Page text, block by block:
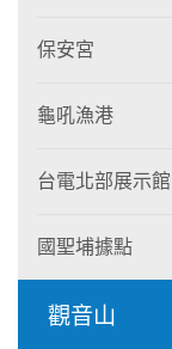
保安宮
龜吼漁港
台電北部展示館
國聖埔據點
觀音山